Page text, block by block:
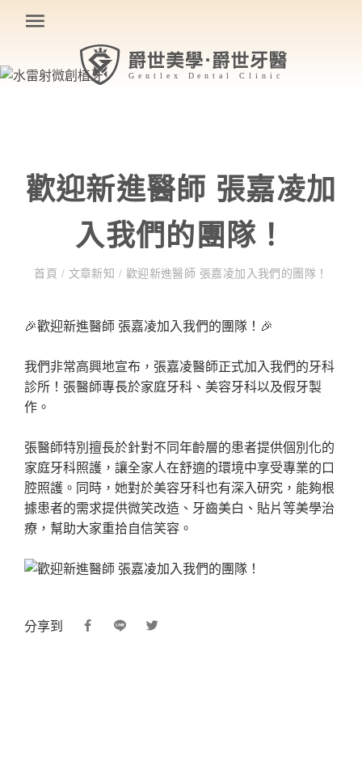
歡迎新進醫師 張嘉凌加
入我們的團隊！
首頁 / 文章新知 / 歡迎新進醫師 張嘉凌加入我們的團隊！
🎉歡迎新進醫師 張嘉凌加入我們的團隊！🎉
我們非常高興地宣布，張嘉凌醫師正式加入我們的牙科
診所！張醫師專長於家庭牙科、美容牙科以及假牙製
作。
張醫師特別擅長於針對不同年齡層的患者提供個別化的
家庭牙科照護，讓全家人在舒適的環境中享受專業的口
腔照護。同時，她對於美容牙科也有深入研究，能夠根
據患者的需求提供微笑改造、牙齒美白、貼片等美學治
療，幫助大家重拾自信笑容。
分享到